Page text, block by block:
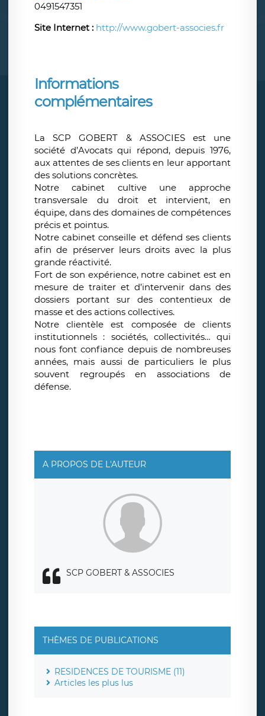
0491547351
Site Internet : http://www.gobert-associes.fr
Informations
complémentaires
La SCP GOBERT & ASSOCIES est une
société d’Avocats qui répond, depuis 1976,
aux attentes de ses clients en leur apportant
des solutions concrètes.
Notre cabinet cultive une approche
transversale du droit et intervient, en
équipe, dans des domaines de compétences
précis et pointus.
Notre cabinet conseille et défend ses clients
afin de préserver leurs droits avec la plus
grande réactivité.
Fort de son expérience, notre cabinet est en
mesure de traiter et d’intervenir dans des
dossiers portant sur des contentieux de
masse et des actions collectives.
Notre clientèle est composée de clients
institutionnels : sociétés, collectivités… qui
nous font confiance depuis de nombreuses
années, mais aussi de particuliers le plus
souvent regroupés en associations de
défense.
A PROPOS DE L'AUTEUR
SCP GOBERT & ASSOCIES
THÈMES DE PUBLICATIONS
RESIDENCES DE TOURISME (11)
Articles les plus lus